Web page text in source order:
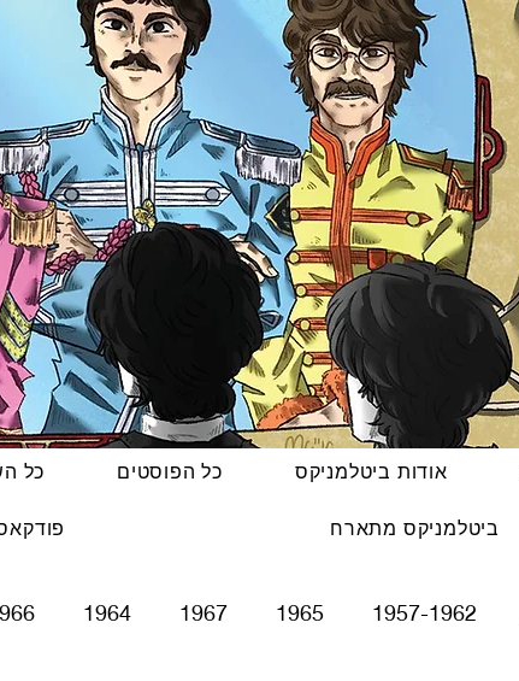
אודות ביטלמניקס כל הפוסטים כל
ביטלמניקס מתארח
1957-1962
1965
1967
1964